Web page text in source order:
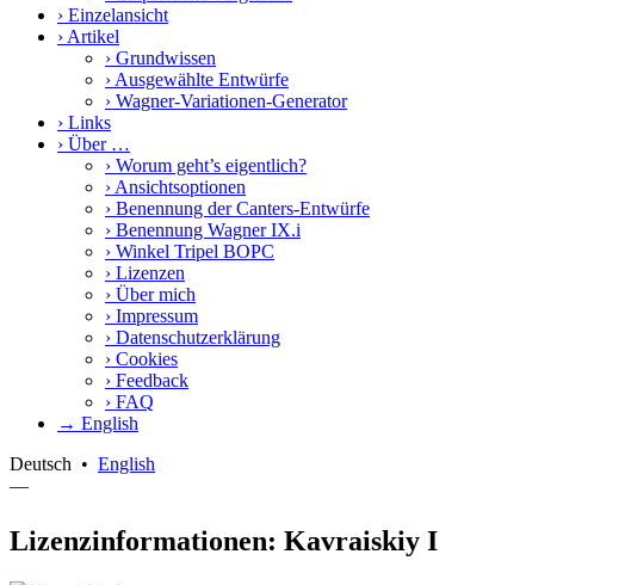
› Einzelansicht
› Artikel
› Grundwissen
› Ausgewählte Entwürfe
› Wagner-Variationen-Generator
› Links
› Über …
› Worum geht’s eigentlich?
› Ansichtsoptionen
› Benennung der Canters-Entwürfe
› Benennung Wagner IX.i
› Winkel Tripel BOPC
› Lizenzen
› Über mich
› Impressum
› Datenschutzerklärung
› Cookies
› Feedback
› FAQ
→ English
Deutsch • English
—
Lizenzinformationen: Kavraiskiy I